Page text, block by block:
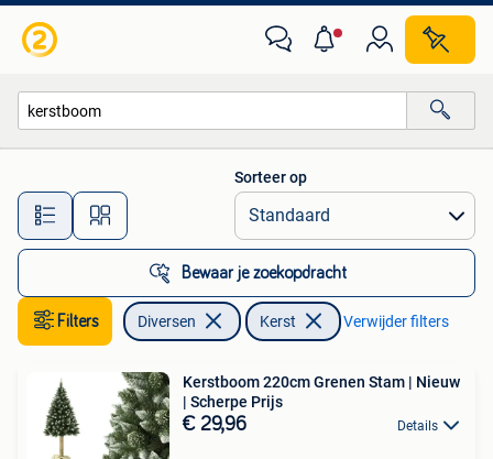
Alle afstanden…
Sorteer op
Bewaar je zoekopdracht
Filters Diversen Kerst Verwijder filters
Kerstboom 220cm Grenen Stam | Nieuw
| Scherpe Prijs
€ 29,96 Details